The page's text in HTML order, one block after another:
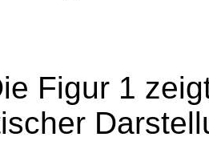
Figur 1